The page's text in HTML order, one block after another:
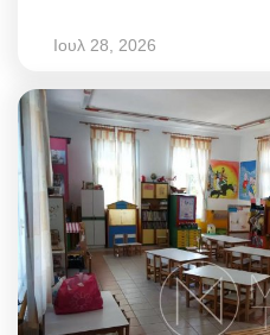
Ιουλ 28, 2026